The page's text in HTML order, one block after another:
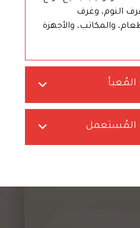
النوم، وغرف
والمكاتب، والأجهزة
المُستعمل